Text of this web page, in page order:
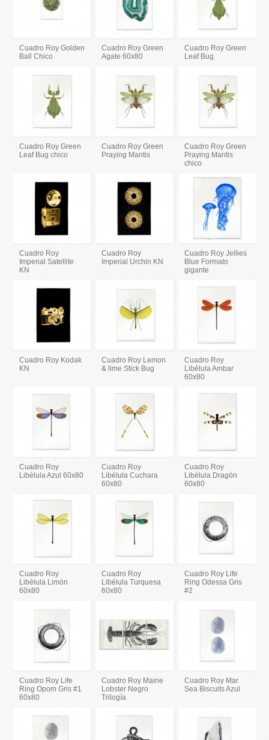
Cuadro Roy Golden
Ball Chico
Cuadro Roy Green
Agate 60x80
Cuadro Roy Green
Leaf Bug
Cuadro Roy Green
Leaf Bug chico
Cuadro Roy Green
Praying Mantis
Cuadro Roy Green
Praying Mantis
chico
Cuadro Roy
Imperial Satellite
KN
Cuadro Roy
Imperial Urchin KN
Cuadro Roy Jellies
Blue Formato
gigante
Cuadro Roy Kodak
KN
Cuadro Roy Lemon
& lime Stick Bug
Cuadro Roy
Libélula Ambar
60x80
Cuadro Roy
Libélula Azul 60x80
Cuadro Roy
Libélula Cuchara
60x80
Cuadro Roy
Libélula Dragón
60x80
Cuadro Roy
Libélula Limón
60x80
Cuadro Roy
Libélula Turquesa
60x80
Cuadro Roy Life
Ring Odessa Gris
#2
Cuadro Roy Life
Ring Opom Gris #1
60x80
Cuadro Roy Maine
Lobster Negro
Trilogía
Cuadro Roy Mar
Sea Biscuits Azul